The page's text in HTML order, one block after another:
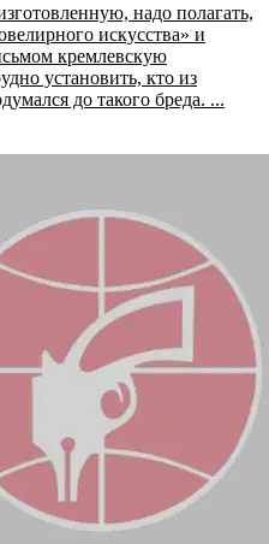
надо полагать,
искусства» и
кремлевскую
установить, кто из
до такого бреда. ...